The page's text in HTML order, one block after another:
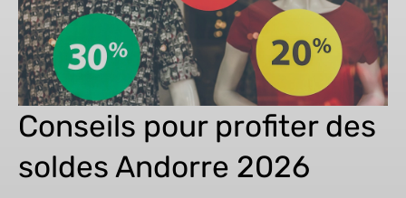
Conseils pour profiter des
soldes Andorre 2026